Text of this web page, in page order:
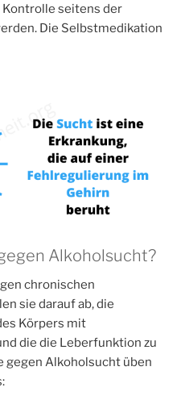
seitens der
Die Selbstmedikation
Alkoholsucht?
chronischen
sie darauf ab, die
Körpers mit
die die Leberfunktion zu
gegen Alkoholsucht üben